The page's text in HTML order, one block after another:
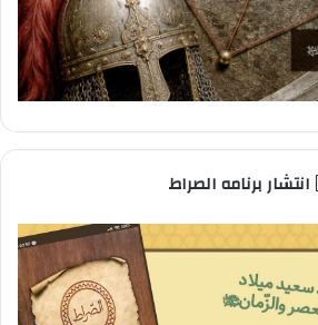
انتشار برنامه الصراط